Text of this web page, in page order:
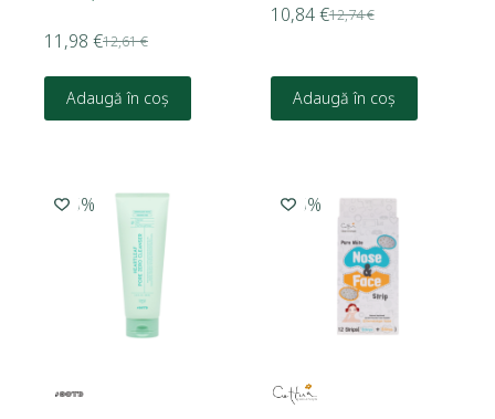
12,61€
11,98 €
Adaugă în coș
12,74€
10,84€
Adaugă în coș
-15% -15%